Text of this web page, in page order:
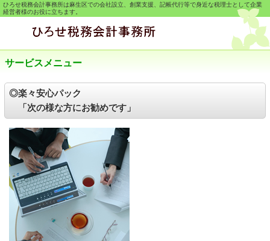
ひろせ税務会計事務所は麻生区での会社設立、創業支援、記帳代行等で身近な税理士として企業
経営者様のお役に立ちます。
サービスメニュー
◎楽々安心パック
「次の様な方にお勧めです」